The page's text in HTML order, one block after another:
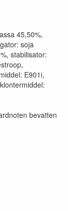
45,50%,
soja
stabilisator:
E901i,
bevatten